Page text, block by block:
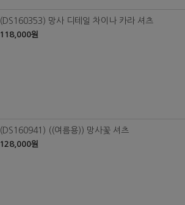
(DS160353) 망사 디테일 차이나 카라 셔츠
118,000원
(DS160941) ((여름용)) 망사꽃 셔츠
128,000원